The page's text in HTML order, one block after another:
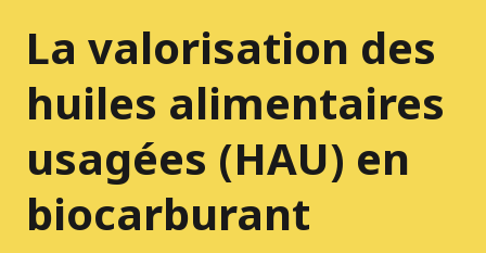
La valorisation des
huiles alimentaires
usagées (HAU) en
biocarburant